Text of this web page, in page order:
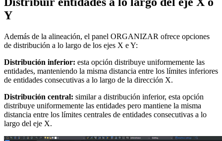
Y
Además de la alineación, el panel ORGANIZAR ofrece opciones
de distribución a lo largo de los ejes X e Y:
Distribución inferior: esta opción distribuye uniformemente las
entidades, manteniendo la misma distancia entre los límites inferiores
de entidades consecutivas a lo largo de la dirección X.
Distribución central: similar a distribución inferior, esta opción
distribuye uniformemente las entidades pero mantiene la misma
distancia entre los límites centrales de entidades consecutivas a lo
largo del eje X.